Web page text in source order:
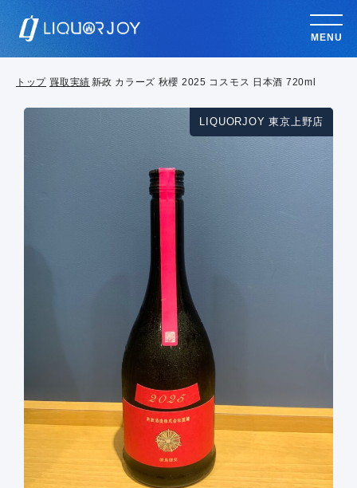
MENU
トップ 買取実績 新政 カラーズ 秋櫻 2025 コスモス 日本酒 720ml
LIQUORJOY 東京上野店